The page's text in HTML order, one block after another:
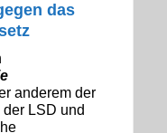
das
anderem der
LSD und